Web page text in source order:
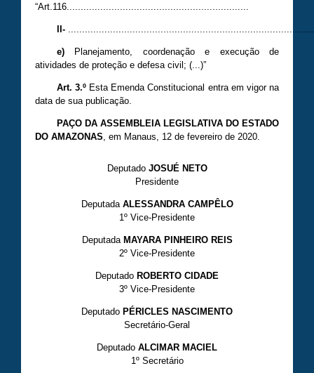
“Art.116.................................................................
II-
e)Planejamento, coordenação e execução de
atividades de proteção e defesa civil; (...)”
Art. 3.ºEsta Emenda Constitucional entra em vigor na
data de sua publicação.
PAÇO DA ASSEMBLEIA LEGISLATIVA DO ESTADO
DO AMAZONAS , em Manaus, 12 de fevereiro de 2020.
Deputado JOSUÉ NETO
Presidente
Deputada ALESSANDRA CAMPÊLO
1º Vice-Presidente
Deputada MAYARA PINHEIRO REIS
2º Vice-Presidente
Deputado ROBERTO CIDADE
3º Vice-Presidente
Deputado PÉRICLES NASCIMENTO
Secretário-Geral
Deputado ALCIMAR MACIEL
1º Secretário